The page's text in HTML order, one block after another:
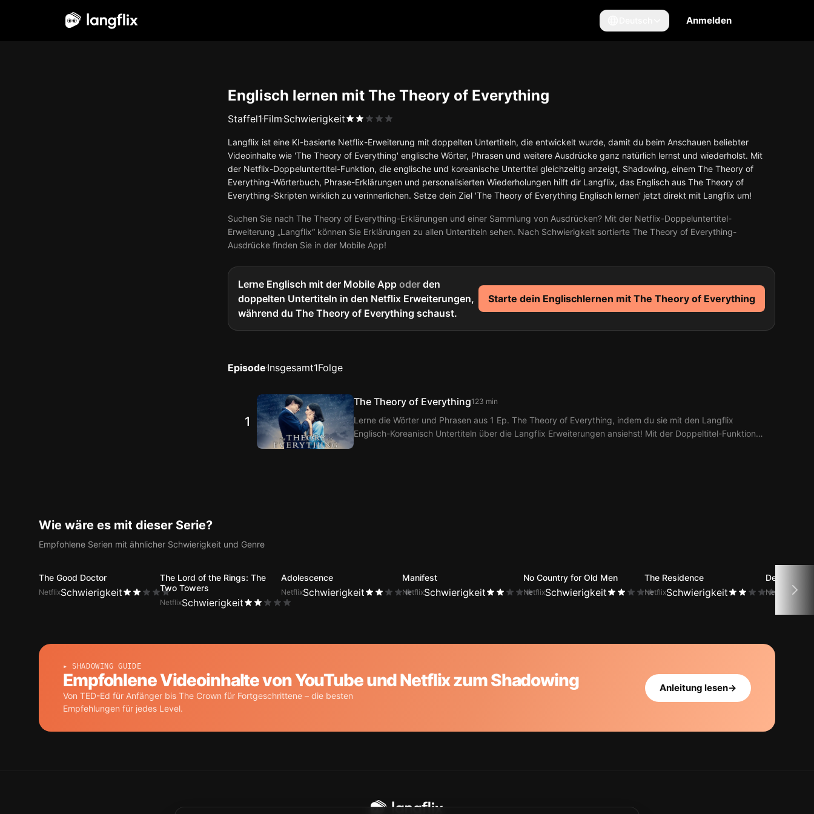
Anmelden
Englisch lernen mit The Theory of Everything
Staffel1 Film Schwierigkeit
Langflix ist eine KI-basierte Netflix-Erweiterung mit doppelten Untertiteln, die entwickelt wurde, damit du beim Anschauen beliebter
Videoinhalte wie 'The Theory of Everything' englische Wörter, Phrasen und weitere Ausdrücke ganz natürlich lernst und wiederholst. Mit
der Netflix-Doppeluntertitel-Funktion, die englische und koreanische Untertitel gleichzeitig anzeigt, Shadowing, einem The Theory of
Everything-Wörterbuch, Phrase-Erklärungen und personalisierten Wiederholungen hilft dir Langflix, das Englisch aus The Theory of
Everything-Skripten wirklich zu verinnerlichen. Setze dein Ziel 'The Theory of Everything Englisch lernen' jetzt direkt mit Langflix um!
Suchen Sie nach The Theory of Everything-Erklärungen und einer Sammlung von Ausdrücken? Mit der Netflix-Doppeluntertitel-
Erweiterung „Langflix“ können Sie Erklärungen zu allen Untertiteln sehen. Nach Schwierigkeit sortierte The Theory of Everything-
Ausdrücke finden Sie in der Mobile App!
Lerne Englisch mit der Mobile App oder den
doppelten Untertiteln in den Netflix Erweiterungen,
während du The Theory of Everything schaust.
Starte dein Englischlernen mit The Theory of Everything
Episode Insgesamt1Folge
1
The Theory of Everything123 min
Lerne die Wörter und Phrasen aus 1 Ep. The Theory of Everything, indem du sie mit den Langflix
Englisch-Koreanisch Untertiteln über die Langflix Erweiterungen ansiehst! Mit der Doppeltitel-Funktion
Wie wäre es mit dieser Serie?
Empfohlene Serien mit ähnlicher Schwierigkeit und Genre
The Good Doctor
NetflixSchwierigkeit
The Lord of the Rings: The
Two Towers
NetflixSchwierigkeit
Adolescence
NetflixSchwierigkeit
Manifest
NetflixSchwierigkeit
No Country for Old Men
NetflixSchwierigkeit
The Residence
NetflixSchwierigkeit
Dexter
Netflix
▸ SHADOWING GUIDE
Empfohlene Videoinhalte von YouTube und Netflix zum Shadowing
Von TED-Ed für Anfänger bis The Crown für Fortgeschrittene – die besten
Empfehlungen für jedes Level.
Anleitung lesen→